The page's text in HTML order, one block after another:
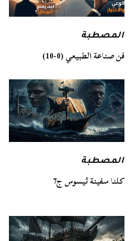
المصطبة
فن صناعة الطبيعي (0-10)
المصطبة
كلنا سفينة ثيسوس ج7